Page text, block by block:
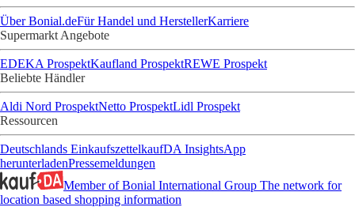
Über Bonial.deFür Handel und HerstellerKarriere
Supermarkt Angebote
EDEKA ProspektKaufland ProspektREWE Prospekt
Beliebte Händler
Aldi Nord ProspektNetto ProspektLidl Prospekt
Ressourcen
Deutschlands EinkaufszettelkaufDA InsightsApp
herunterladenPressemeldungen
Member of Bonial International Group The network for
location based shopping information